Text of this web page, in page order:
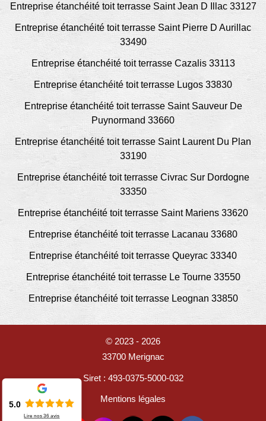
Entreprise étanchéité toit terrasse Saint Jean D Illac 33127
Entreprise étanchéité toit terrasse Saint Pierre D Aurillac
33490
Entreprise étanchéité toit terrasse Cazalis 33113
Entreprise étanchéité toit terrasse Lugos 33830
Entreprise étanchéité toit terrasse Saint Sauveur De
Puynormand 33660
Entreprise étanchéité toit terrasse Saint Laurent Du Plan
33190
Entreprise étanchéité toit terrasse Civrac Sur Dordogne
33350
Entreprise étanchéité toit terrasse Saint Mariens 33620
Entreprise étanchéité toit terrasse Lacanau 33680
Entreprise étanchéité toit terrasse Queyrac 33340
Entreprise étanchéité toit terrasse Le Tourne 33550
Entreprise étanchéité toit terrasse Leognan 33850
© 2023 - 2026
33700 Merignac
Siret : 493-0375-5000-032
Mentions légales
5.0
Lire nos36 avis